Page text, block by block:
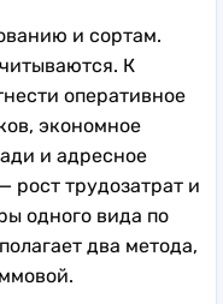
и сортам.
К
оперативное
экономное
и адресное
рост трудозатрат и
одного вида по
два метода,